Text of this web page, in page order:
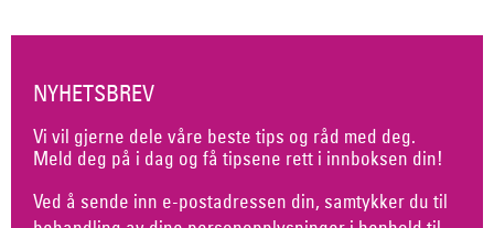
NYHETSBREV
Vi vil gjerne dele våre beste tips og råd med deg.
Meld deg på i dag og få tipsene rett i innboksen din!
Ved å sende inn e-postadressen din, samtykker du til